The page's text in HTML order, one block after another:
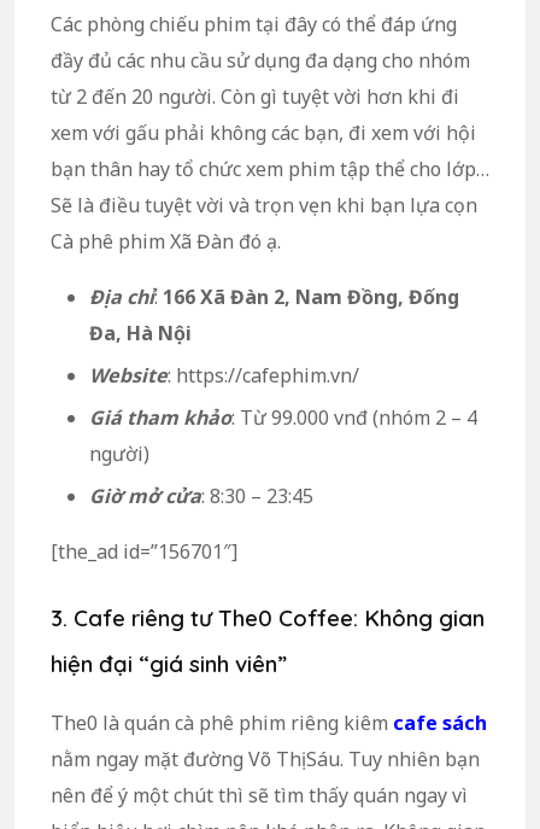
Các phòng chiếu phim tại đây có thể đáp ứng
đầy đủ các nhu cầu sử dụng đa dạng cho nhóm
từ 2 đến 20 người. Còn gì tuyệt vời hơn khi đi
xem với gấu phải không các bạn, đi xem với hội
bạn thân hay tổ chức xem phim tập thể cho lớp…
Sẽ là điều tuyệt vời và trọn vẹn khi bạn lựa cọn
Cà phê phim Xã Đàn đó ạ.
Địa chỉ: 166 Xã Đàn 2, Nam Đồng, Đống
Đa, Hà Nội
Website: https://cafephim.vn/
Giá tham khảo: Từ 99.000 vnđ (nhóm 2 – 4
người)
Giờ mở cửa: 8:30 – 23:45
[the_ad id=”156701″]
3. Cafe riêng tư The0 Coffee: Không gian
hiện đại “giá sinh viên”
The0 là quán cà phê phim riêng kiêm cafe sách
nằm ngay mặt đường Võ Thị Sáu. Tuy nhiên bạn
nên để ý một chút thì sẽ tìm thấy quán ngay vì